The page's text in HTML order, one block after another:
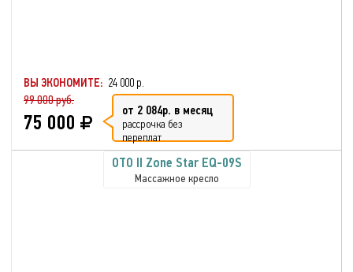
ВЫ ЭКОНОМИТЕ: 24 000 р.
99 000 руб.
75 000 от 2 084р. в месяц
рассрочка без
переплат
OTO II Zone Star EQ-09S
Массажное кресло